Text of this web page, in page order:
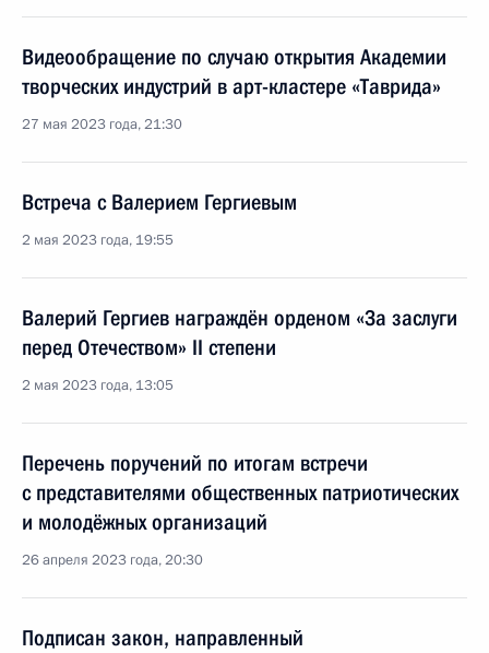
Видеообращение по случаю открытия Академии
творческих индустрий в арт-кластере «Таврида»
27 мая 2023 года, 21:30
Встреча с Валерием Гергиевым
2 мая 2023 года, 19:55
Валерий Гергиев награждён орденом «За заслуги
перед Отечеством» II степени
2 мая 2023 года, 13:05
Перечень поручений по итогам встречи
с представителями общественных патриотических
и молодёжных организаций
26 апреля 2023 года, 20:30
Подписан закон, направленный